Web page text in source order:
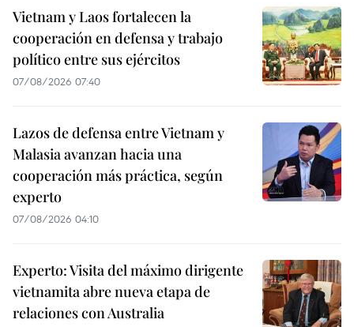
Vietnam y Laos fortalecen la
cooperación en defensa y trabajo
político entre sus ejércitos
07/08/2026 07:40
Lazos de defensa entre Vietnam y
Malasia avanzan hacia una
cooperación más práctica, según
experto
07/08/2026 04:10
Experto: Visita del máximo dirigente
vietnamita abre nueva etapa de
relaciones con Australia